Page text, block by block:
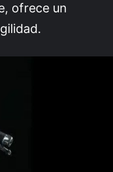
ofrece un